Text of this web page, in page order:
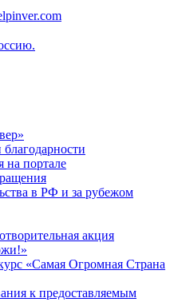
на портале
в РФ и за рубежом
акция
«Самая Огромная Страна
к предоставляемым